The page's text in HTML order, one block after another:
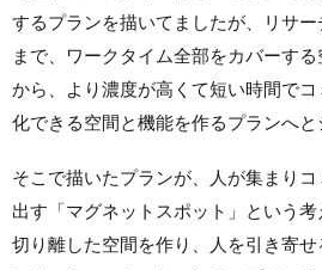
するプランを描いてましたが、リサ
まで、ワークタイム全部をカバーす
から、より濃度が高くて短い時間で
化できる空間と機能を作るプランへと
そこで描いたプランが、人が集まり
出す「マグネットスポット」という
切り離した空間を作り、人を引き寄